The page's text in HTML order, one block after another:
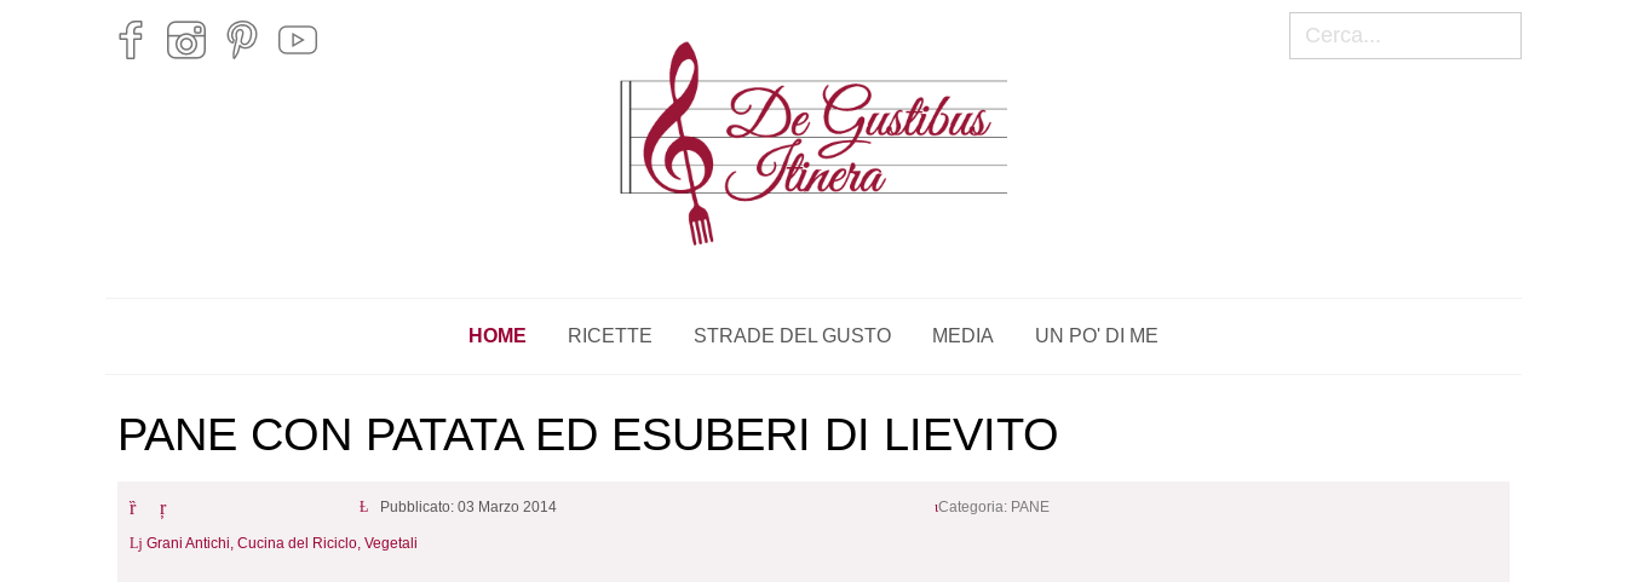
HOME RICETTE STRADE DEL GUSTO MEDIA UN PO' DI ME
PANE CON PATATA ED ESUBERI DI LIEVITO
Pubblicato: 03 Marzo 2014 Categoria: PANE
Grani Antichi, Cucina del Riciclo, Vegetali